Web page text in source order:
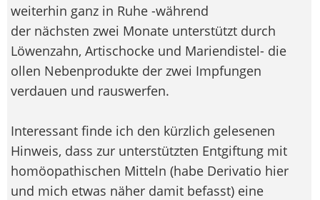
weiterhin ganz in Ruhe -während
der nächsten zwei Monate unterstützt durch
Löwenzahn, Artischocke und Mariendistel- die
ollen Nebenprodukte der zwei Impfungen
verdauen und rauswerfen.
Interessant finde ich den kürzlich gelesenen
Hinweis, dass zur unterstützten Entgiftung mit
homöopathischen Mitteln (habe Derivatio hier
und mich etwas näher damit befasst) eine